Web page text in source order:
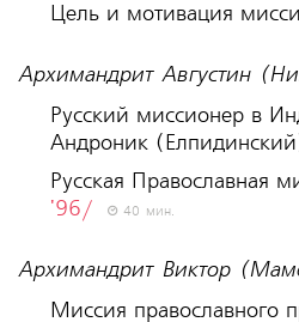
Цель и мотивация
Архимандрит Августин
Русский миссионер в
Андроник
Русская Православная
'96/
40 мин.
Архимандрит Виктор
Миссия